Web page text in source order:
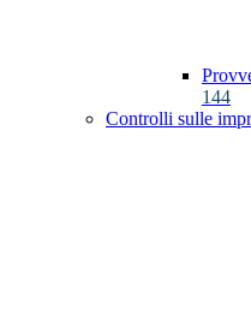
144
Controlli sulle